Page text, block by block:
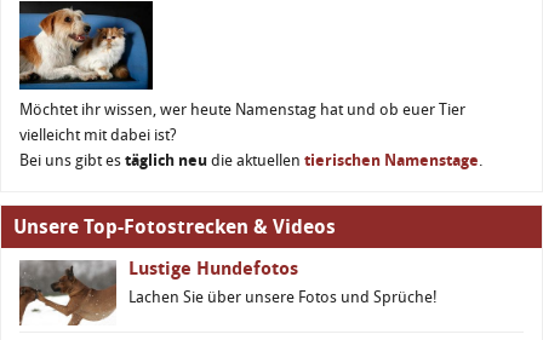
Möchtet ihr wissen, wer heute Namenstag hat und ob euer Tier
vielleicht mit dabei ist?
Bei uns gibt es täglich neu die aktuellen tierischen Namenstage.
Unsere Top-Fotostrecken & Videos
Lustige Hundefotos
Lachen Sie über unsere Fotos und Sprüche!